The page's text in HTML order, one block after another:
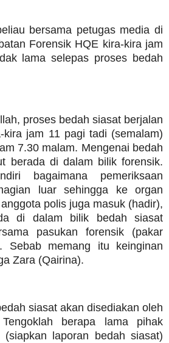
bersama petugas media di
Forensik HQE kira-kira jam
lama selepas proses bedah
proses bedah siasat berjalan
kira jam 11 pagi tadi (semalam)
7.30 malam. Mengenai bedah
berada di dalam bilik forensik.
bagaimana pemeriksaan
luar sehingga ke organ
polis juga masuk (hadir),
di dalam bilik bedah siasat
pasukan forensik (pakar
Sebab memang itu keinginan
Zara (Qairina).
siasat akan disediakan oleh
berapa lama pihak
laporan bedah siasat)